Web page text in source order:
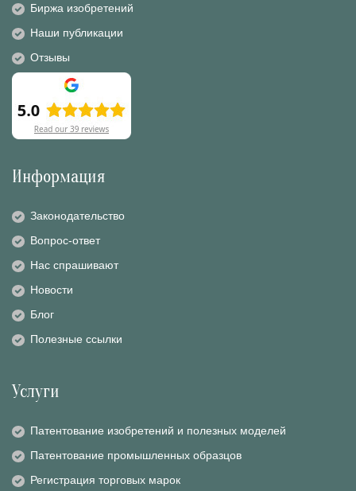
Биржа изобретений
Наши публикации
Отзывы
Информация
Законодательство
Вопрос-ответ
Нас спрашивают
Новости
Блог
Полезные ссылки
Услуги
Патентование изобретений и полезных моделей
Патентование промышленных образцов
Регистрация торговых марок